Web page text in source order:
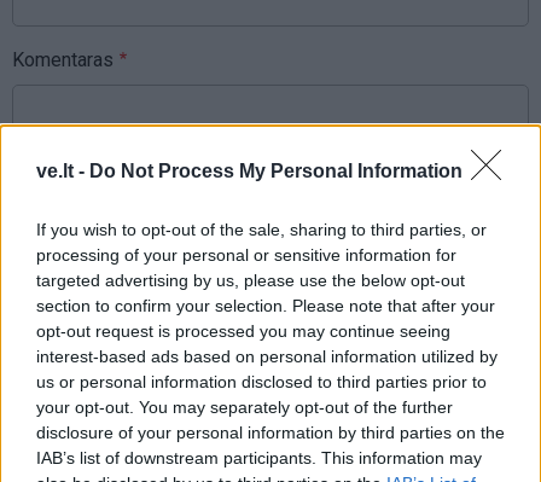
ve.lt - Do Not Process My Personal Information
If you wish to opt-out of the sale, sharing to third parties, or
processing of your personal or sensitive information for
targeted advertising by us, please use the below opt-out
section to confirm your selection. Please note that after your
opt-out request is processed you may continue seeing
interest-based ads based on personal information utilized by
us or personal information disclosed to third parties prior to
your opt-out. You may separately opt-out of the further
disclosure of your personal information by third parties on the
IAB’s list of downstream participants. This information may
Komentaras
Sutinku sutaisyklėmis
This site is protected by
reCAPTCHA and the Google
Privacy Policy and Terms of
Service apply.